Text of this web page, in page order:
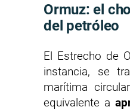
Ormuz: el
del petróleo
El Estrecho de
instancia, se
marítima
equivalente a